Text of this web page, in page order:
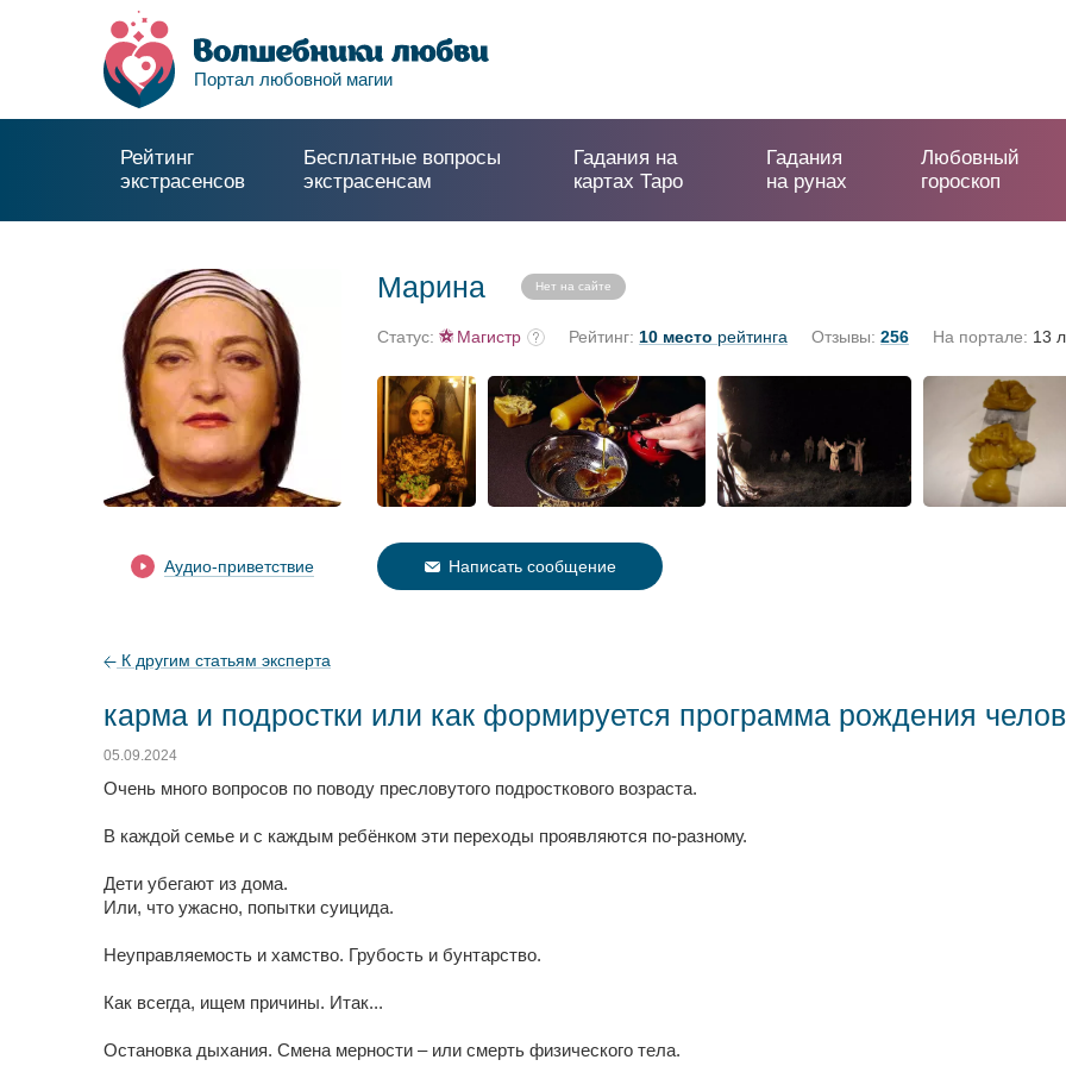
Портал любовной магии
Рейтинг
экстрасенсов
Бесплатные вопросы
экстрасенсам
Гадания на
картах Таро
Гадания
на рунах
Любовный
гороскоп
Марина Нет на сайте
Статус: Магистр Рейтинг: 10 место рейтинга Отзывы: 256 На портале: 13
Аудио-приветствие Написать сообщение
К другим статьям эксперта
карма и подростки или как формируется программа рождения
05.09.2024
Очень много вопросов по поводу пресловутого подросткового возраста.
В каждой семье и с каждым ребёнком эти переходы проявляются по-разному.
Дети убегают из дома.
Или, что ужасно, попытки суицида.
Неуправляемость и хамство. Грубость и бунтарство.
Как всегда, ищем причины. Итак...
Остановка дыхания. Смена мерности – или смерть физического тела.